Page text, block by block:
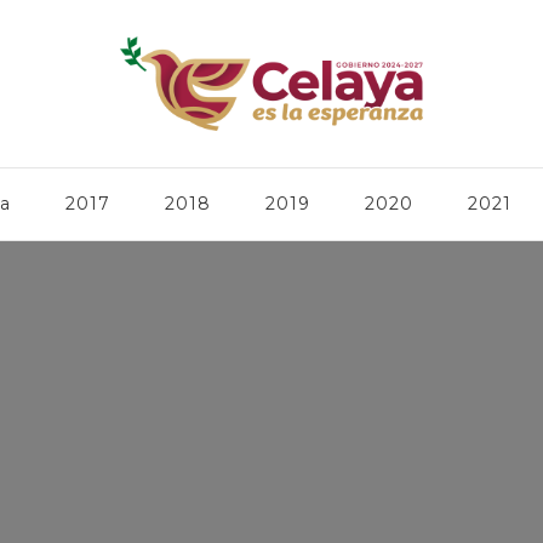
2017 2018 2019 2020 2021